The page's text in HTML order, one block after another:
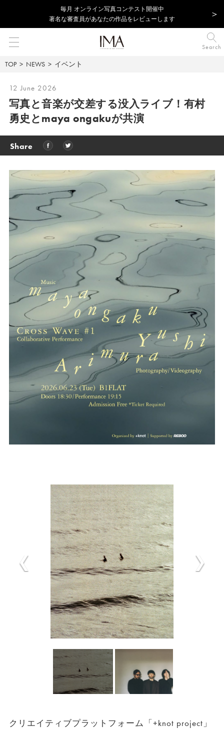
毎⽉ オンライン写真コンテスト開催中
著名な審査員があなたの作品をレビューします
Search
TOP NEWS イベント
12 June 2026
写真と音楽が交差する没入ライブ！有村
勇史とmaya ongakuが共演
Share
クリエイティブプラットフォーム「+knot project」